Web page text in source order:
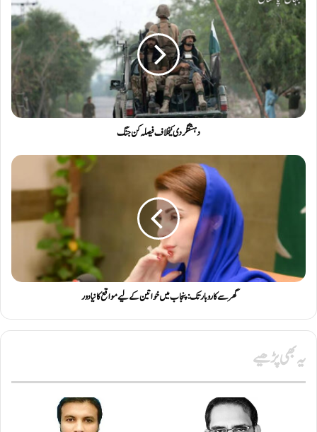
دہشتگردی کیخلاف فیصلہ کن جنگ
گھر سے کاروبار تک: پنجاب میں خواتین کے لیے مواقع کا نیا دور
یہ بھی پڑھیے